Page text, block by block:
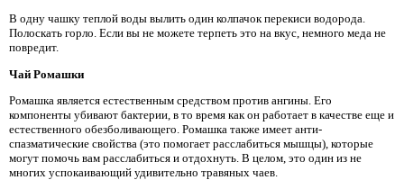
В одну чашку теплой воды вылить один колпачок перекиси водорода.
Полоскать горло. Если вы не можете терпеть это на вкус, немного меда не
повредит.
Чай Ромашки
Ромашка является естественным средством против ангины. Его
компоненты убивают бактерии, в то время как он работает в качестве еще и
естественного обезболивающего. Ромашка также имеет анти-
спазматические свойства (это помогает расслабиться мышцы), которые
могут помочь вам расслабиться и отдохнуть. В целом, это один из не
многих успокаивающий удивительно травяных чаев.